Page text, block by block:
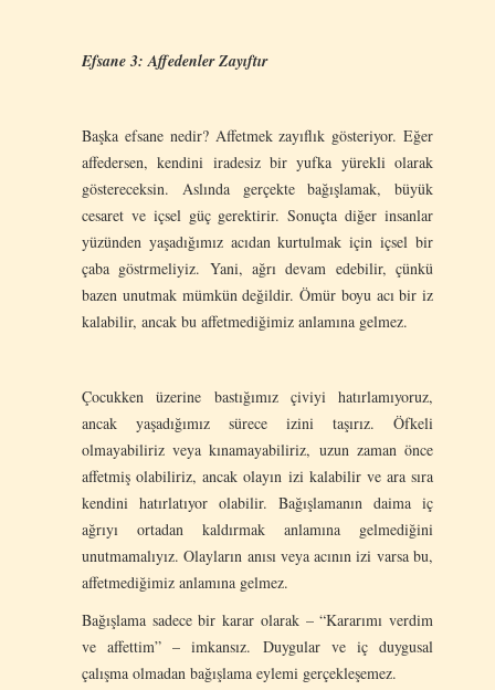
Efsane 3: Affedenler Zayıftır
Başka efsane nedir? Affetmek zayıflık gösteriyor. Eğer
affedersen, kendini iradesiz bir yufka yürekli olarak
göstereceksin. Aslında gerçekte bağışlamak, büyük
cesaret ve içsel güç gerektirir. Sonuçta diğer insanlar
yüzünden yaşadığımız acıdan kurtulmak için içsel bir
çaba göstrmeliyiz. Yani, ağrı devam edebilir, çünkü
bazen unutmak mümkün değildir. Ömür boyu acı bir iz
kalabilir, ancak bu affetmediğimiz anlamına gelmez.
Çocukken üzerine bastığımız çiviyi hatırlamıyoruz,
ancak yaşadığımız sürece izini taşırız. Öfkeli
olmayabiliriz veya kınamayabiliriz, uzun zaman önce
affetmiş olabiliriz, ancak olayın izi kalabilir ve ara sıra
kendini hatırlatıyor olabilir. Bağışlamanın daima iç
ağrıyı ortadan kaldırmak anlamına gelmediğini
unutmamalıyız. Olayların anısı veya acının izi varsa bu,
affetmediğimiz anlamına gelmez.
Bağışlama sadece bir karar olarak – “Kararımı verdim
ve affettim” – imkansız. Duygular ve iç duygusal
çalışma olmadan bağışlama eylemi gerçekleşemez.